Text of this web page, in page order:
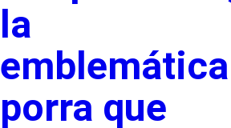
la
emblemática
porra que